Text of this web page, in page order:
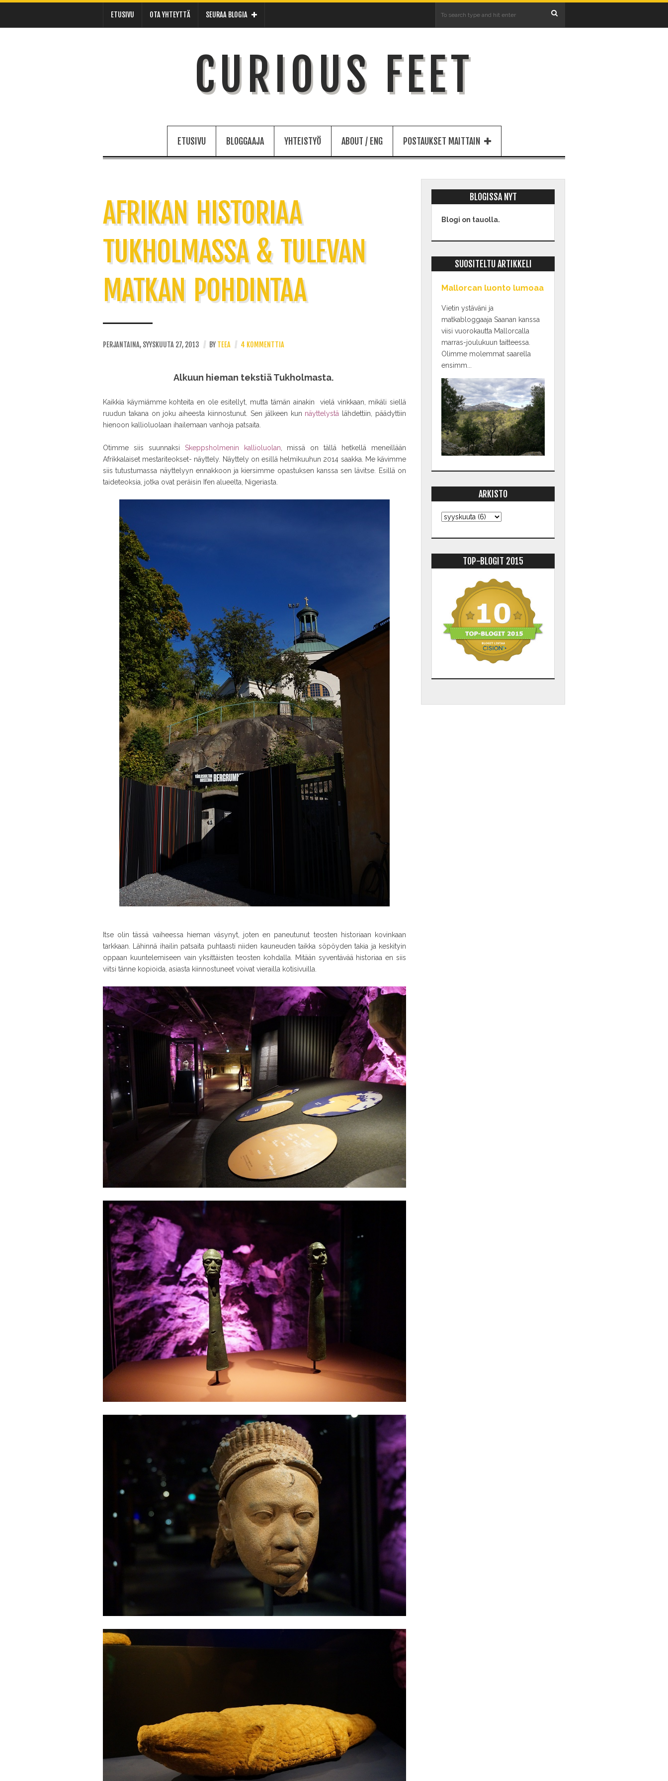
ETUSIVU OTA YHTEYTTÄ SEURAA BLOGIA
CURIOUS FEET
ETUSIVU BLOGGAAJA YHTEISTYÖ ABOUT / ENG POSTAUKSET MAITTAIN
AFRIKAN HISTORIAA
TUKHOLMASSA & TULEVAN
MATKAN POHDINTAA
PERJANTAINA, SYYSKUUTA 27, 2013 // BY TEEA // 4 KOMMENTTIA
Alkuun hieman tekstiä Tukholmasta.
Kaikkia käymiämme kohteita en ole esitellyt, mutta tämän ainakin vielä vinkkaan, mikäli siellä
ruudun takana on joku aiheesta kiinnostunut. Sen jälkeen kun näyttelystä lähdettiin, päädyttiin
hienoon kallioluolaan ihailemaan vanhoja patsaita.
Otimme siis suunnaksi Skeppsholmenin kallioluolan , missä on tällä hetkellä meneillään
Afrikkalaiset mestariteokset- näyttely. Näyttely on esillä helmikuuhun 2014 saakka. Me kävimme
siis tutustumassa näyttelyyn ennakkoon ja kiersimme opastuksen kanssa sen lävitse. Esillä on
taideteoksia, jotka ovat peräisin Ifen alueelta, Nigeriasta.
Itse olin tässä vaiheessa hieman väsynyt, joten en paneutunut teosten historiaan kovinkaan
tarkkaan. Lähinnä ihailin patsaita puhtaasti niiden kauneuden taikka söpöyden takia ja keskityin
oppaan kuuntelemiseen vain yksittäisten teosten kohdalla. Mitään syventävää historiaa en siis
viitsi tänne kopioida, asiasta kiinnostuneet voivat vierailla kotisivuilla.
BLOGISSA NYT
Blogi on tauolla.
SUOSITELTU ARTIKKELI
Mallorcan luonto lumoaa
Vietin ystäväni ja
matkabloggaaja Saanan kanssa
viisi vuorokautta Mallorcalla
marras-joulukuun taitteessa.
Olimme molemmat saarella
ensimm...
ARKISTO
TOP-BLOGIT 2015